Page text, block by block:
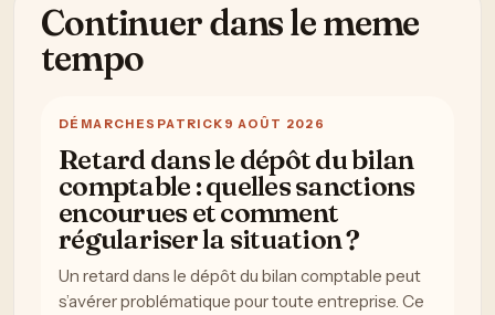
Continuer dans le meme
tempo
DÉMARCHES PATRICK 9 AOÛT 2026
Retard dans le dépôt du bilan
comptable : quelles sanctions
encourues et comment
régulariser la situation ?
Un retard dans le dépôt du bilan comptable peut
s’avérer problématique pour toute entreprise. Ce